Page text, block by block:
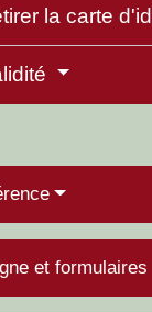
la carte
et formulaires